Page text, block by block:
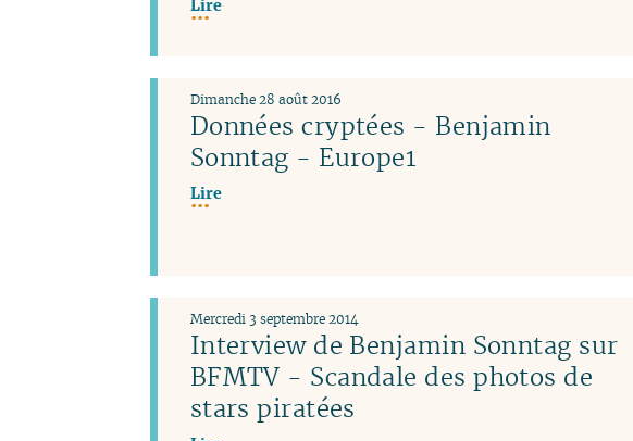
Lire
Données cryptées - Benjamin
Sonntag - Europe1
Dimanche 28 août 2016
Lire
Interview de Benjamin Sonntag sur
BFMTV - Scandale des photos de
stars piratées
Mercredi 3 septembre 2014